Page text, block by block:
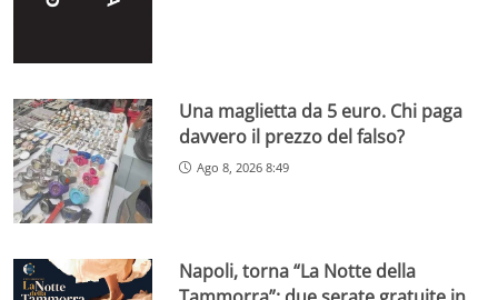
Una maglietta da 5 euro. Chi paga
davvero il prezzo del falso?
Ago 8, 2026 8:49
Napoli, torna “La Notte della